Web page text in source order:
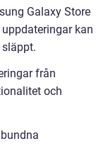
Galaxy Store
kan
från
och